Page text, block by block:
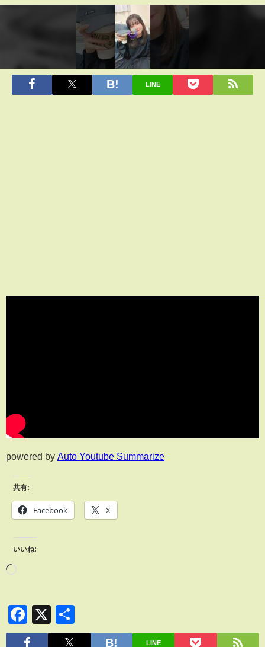
LINE
powered by Auto Youtube Summarize
共有:
Facebook X
いいね:
Facebook
X
有
LINE